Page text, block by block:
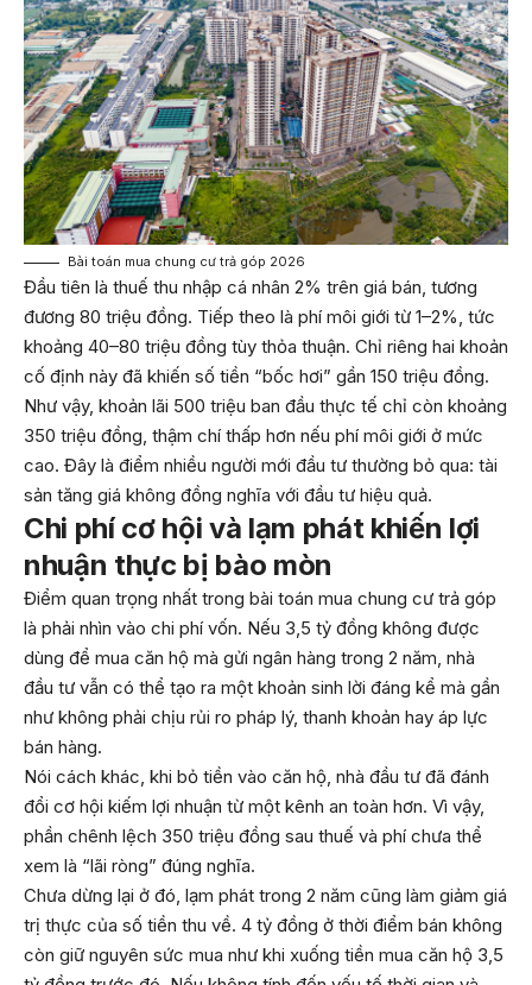
Bài toán mua chung cư trả góp 2026
Đầu tiên là thuế thu nhập cá nhân 2% trên giá bán, tương
đương 80 triệu đồng. Tiếp theo là phí môi giới từ 1–2%, tức
khoảng 40–80 triệu đồng tùy thỏa thuận. Chỉ riêng hai khoản
cố định này đã khiến số tiền “bốc hơi” gần 150 triệu đồng.
Như vậy, khoản lãi 500 triệu ban đầu thực tế chỉ còn khoảng
350 triệu đồng, thậm chí thấp hơn nếu phí môi giới ở mức
cao. Đây là điểm nhiều người mới đầu tư thường bỏ qua: tài
sản tăng giá không đồng nghĩa với đầu tư hiệu quả.
Chi phí cơ hội và lạm phát khiến lợi
nhuận thực bị bào mòn
Điểm quan trọng nhất trong bài toán mua chung cư trả góp
là phải nhìn vào chi phí vốn. Nếu 3,5 tỷ đồng không được
dùng để mua căn hộ mà gửi ngân hàng trong 2 năm, nhà
đầu tư vẫn có thể tạo ra một khoản sinh lời đáng kể mà gần
như không phải chịu rủi ro pháp lý, thanh khoản hay áp lực
bán hàng.
Nói cách khác, khi bỏ tiền vào căn hộ, nhà đầu tư đã đánh
đổi cơ hội kiếm lợi nhuận từ một kênh an toàn hơn. Vì vậy,
phần chênh lệch 350 triệu đồng sau thuế và phí chưa thể
xem là “lãi ròng” đúng nghĩa.
Chưa dừng lại ở đó, lạm phát trong 2 năm cũng làm giảm giá
trị thực của số tiền thu về. 4 tỷ đồng ở thời điểm bán không
còn giữ nguyên sức mua như khi xuống tiền mua căn hộ 3,5